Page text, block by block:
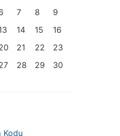
7 8
9
14 15
16
21 22
23
28 29
30
Kodu